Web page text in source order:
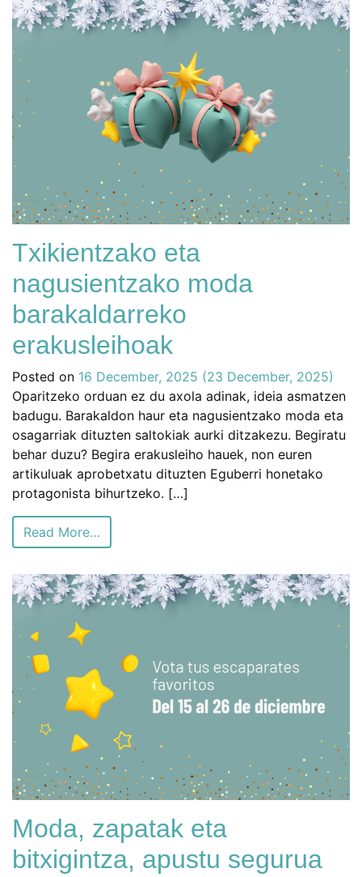
Txikientzako eta
nagusientzako moda
barakaldarreko
erakusleihoak
Posted on 16 December, 2025 (23 December, 2025)
Oparitzeko orduan ez du axola adinak, ideia asmatzen
badugu. Barakaldon haur eta nagusientzako moda eta
osagarriak dituzten saltokiak aurki ditzakezu. Begiratu
behar duzu? Begira erakusleiho hauek, non euren
artikuluak aprobetxatu dituzten Eguberri honetako
protagonista bihurtzeko. […]
Read More…
Moda, zapatak eta
bitxigintza, apustu segurua